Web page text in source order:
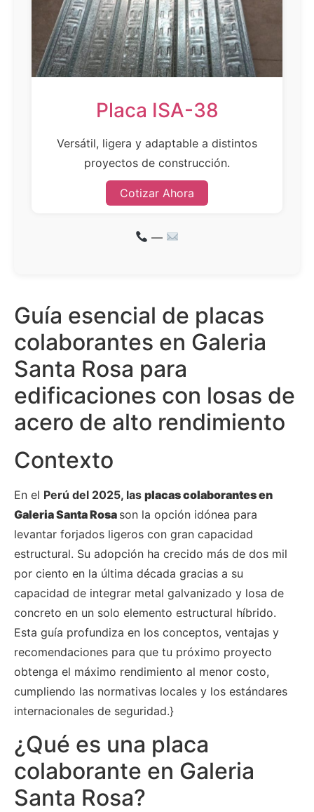
Placa ISA-38
Versátil, ligera y adaptable a distintos
proyectos de construcción.
Cotizar Ahora
—
Guía esencial de placas
colaborantes en Galeria
Santa Rosa para
edificaciones con losas de
acero de alto rendimiento
Contexto
En el Perú del 2025, las placas colaborantes en
Galeria Santa Rosa son la opción idónea para
levantar forjados ligeros con gran capacidad
estructural. Su adopción ha crecido más de dos mil
por ciento en la última década gracias a su
capacidad de integrar metal galvanizado y losa de
concreto en un solo elemento estructural híbrido.
Esta guía profundiza en los conceptos, ventajas y
recomendaciones para que tu próximo proyecto
obtenga el máximo rendimiento al menor costo,
cumpliendo las normativas locales y los estándares
internacionales de seguridad.}
¿Qué es una placa
colaborante en Galeria
Santa Rosa?